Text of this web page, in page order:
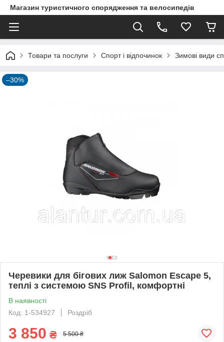
Магазин туристичного спорядження та велосипедів
Товари та послуги Спорт і відпочинок Зимові види
–30%
Черевики для бігових лиж Salomon Escape 5,
теплі з системою SNS Profil, комфортні
В наявності
Код: 1-534927
Роздріб
3 850 ₴ 5 500 ₴